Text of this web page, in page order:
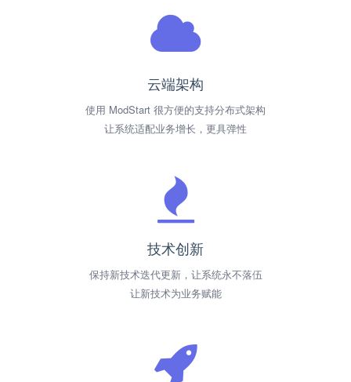
云端架构
使用 ModStart 很方便的支持分布式架构
让系统适配业务增长，更具弹性
技术创新
保持新技术迭代更新，让系统永不落伍
让新技术为业务赋能